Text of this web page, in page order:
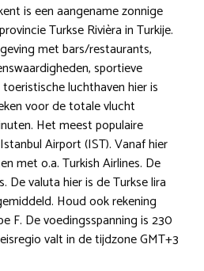
is een aangename zonnige
Turkse Rivièra in Turkije.
met bars/restaurants,
sportieve
luchthaven hier is
voor de totale vlucht
Het meest populaire
Airport (IST). Vanaf hier
met o.a. Turkish Airlines. De
De valuta hier is de Turkse lira
Houd ook rekening
F. De voedingsspanning is 230
valt in de tijdzone GMT+3